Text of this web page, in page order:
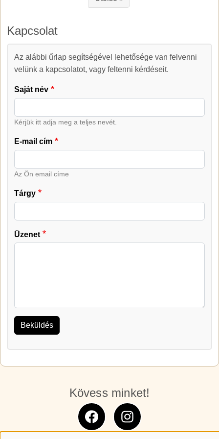
Kapcsolat
Kapcsolat
Az alábbi űrlap segítségével lehetősége van felvenni
velünk a kapcsolatot, vagy feltenni kérdéseit.
Saját név
Kérjük itt adja meg a teljes nevét.
E-mail cím
Az Ön email címe
Tárgy
Üzenet
Kövess minket!